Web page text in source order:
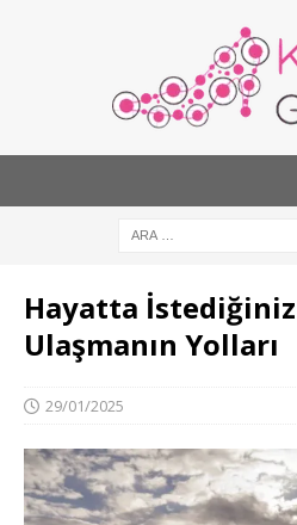
Hayatta
Ulaşmanın Yolları
29/01/2025